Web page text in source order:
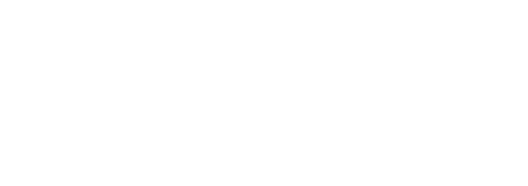
Saúde Pet Petlove para